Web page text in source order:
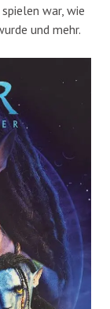
war, wie
und mehr.